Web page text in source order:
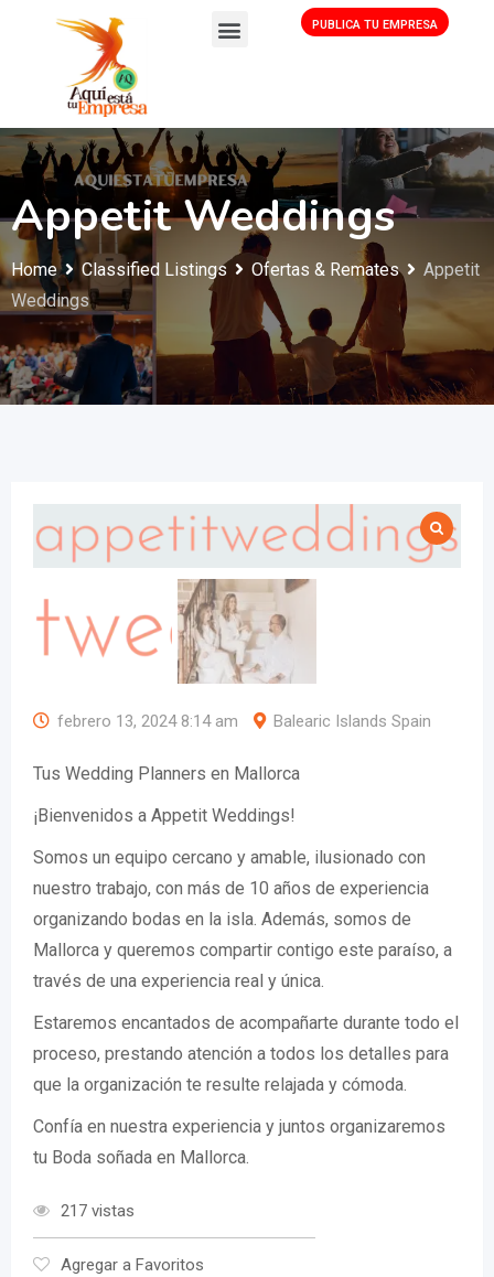
PUBLICA TU EMPRESA
Appetit Weddings
Home Classified Listings Ofertas & Remates
Appetit
Weddings
febrero 13, 2024 8:14 am Balearic Islands Spain
Tus Wedding Planners en Mallorca
¡Bienvenidos a Appetit Weddings!
Somos un equipo cercano y amable, ilusionado con
nuestro trabajo, con más de 10 años de experiencia
organizando bodas en la isla. Además, somos de
Mallorca y queremos compartir contigo este paraíso, a
través de una experiencia real y única.
Estaremos encantados de acompañarte durante todo el
proceso, prestando atención a todos los detalles para
que la organización te resulte relajada y cómoda.
Confía en nuestra experiencia y juntos organizaremos
tu Boda soñada en Mallorca.
217 vistas
Agregar a Favoritos